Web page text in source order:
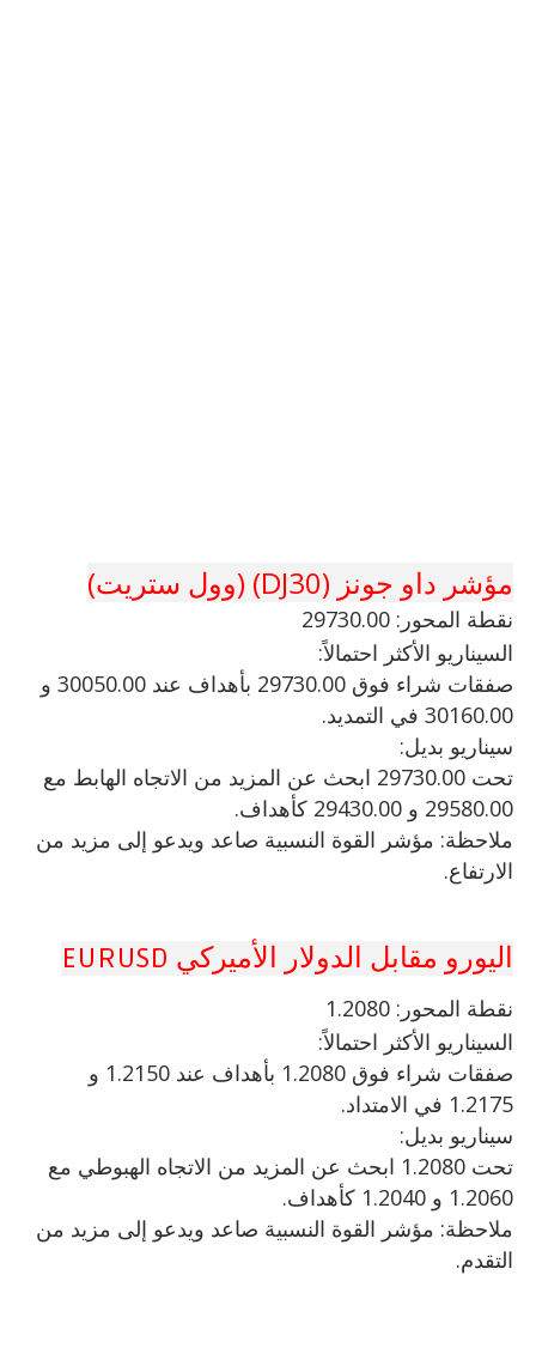
مؤشر داو جونز (DJ30) (وول ستريت)
نقطة المحور: 29730.00
السيناريو الأكثر احتمالاً:
صفقات شراء فوق 29730.00 بأهداف عند 30050.00 و
30160.00 في التمديد.
سيناريو بديل:
تحت 29730.00 ابحث عن المزيد من الاتجاه الهابط مع
29580.00 و 29430.00 كأهداف.
ملاحظة: مؤشر القوة النسبية صاعد ويدعو إلى مزيد من
الارتفاع.
اليورو مقابل الدولار الأميركي EURUSD
نقطة المحور: 1.2080
السيناريو الأكثر احتمالاً:
صفقات شراء فوق 1.2080 بأهداف عند 1.2150 و
1.2175 في الامتداد.
سيناريو بديل:
تحت 1.2080 ابحث عن المزيد من الاتجاه الهبوطي مع
1.2060 و 1.2040 كأهداف.
ملاحظة: مؤشر القوة النسبية صاعد ويدعو إلى مزيد من
التقدم.